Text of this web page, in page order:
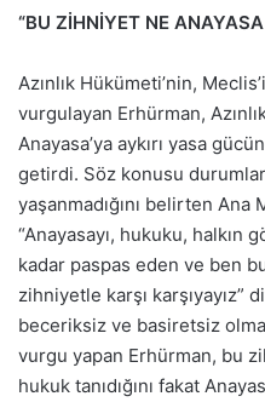
“BU ZİHNİYET NE
Azınlık Hükümeti’nin,
vurgulayan Erhürman,
Anayasa’ya aykırı yasa
getirdi. Söz konusu
yaşanmadığını belirten
“Anayasayı, hukuku, halkın
kadar paspas eden ve ben
zihniyetle karşı karşıyayız”
beceriksiz ve basiretsiz
vurgu yapan Erhürman, bu
hukuk tanıdığını fakat